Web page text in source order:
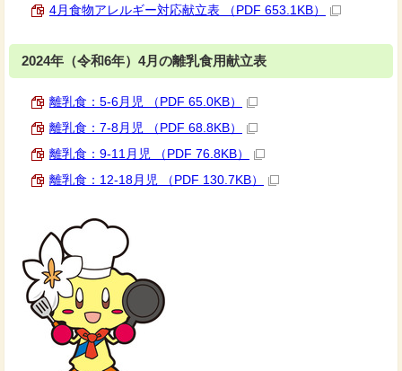
4月食物アレルギー対応献立表 （PDF 653.1KB）
2024年（令和6年）4月の離乳食用献立表
離乳食：5-6月児 （PDF 65.0KB）
離乳食：7-8月児 （PDF 68.8KB）
離乳食：9-11月児 （PDF 76.8KB）
離乳食：12-18月児 （PDF 130.7KB）